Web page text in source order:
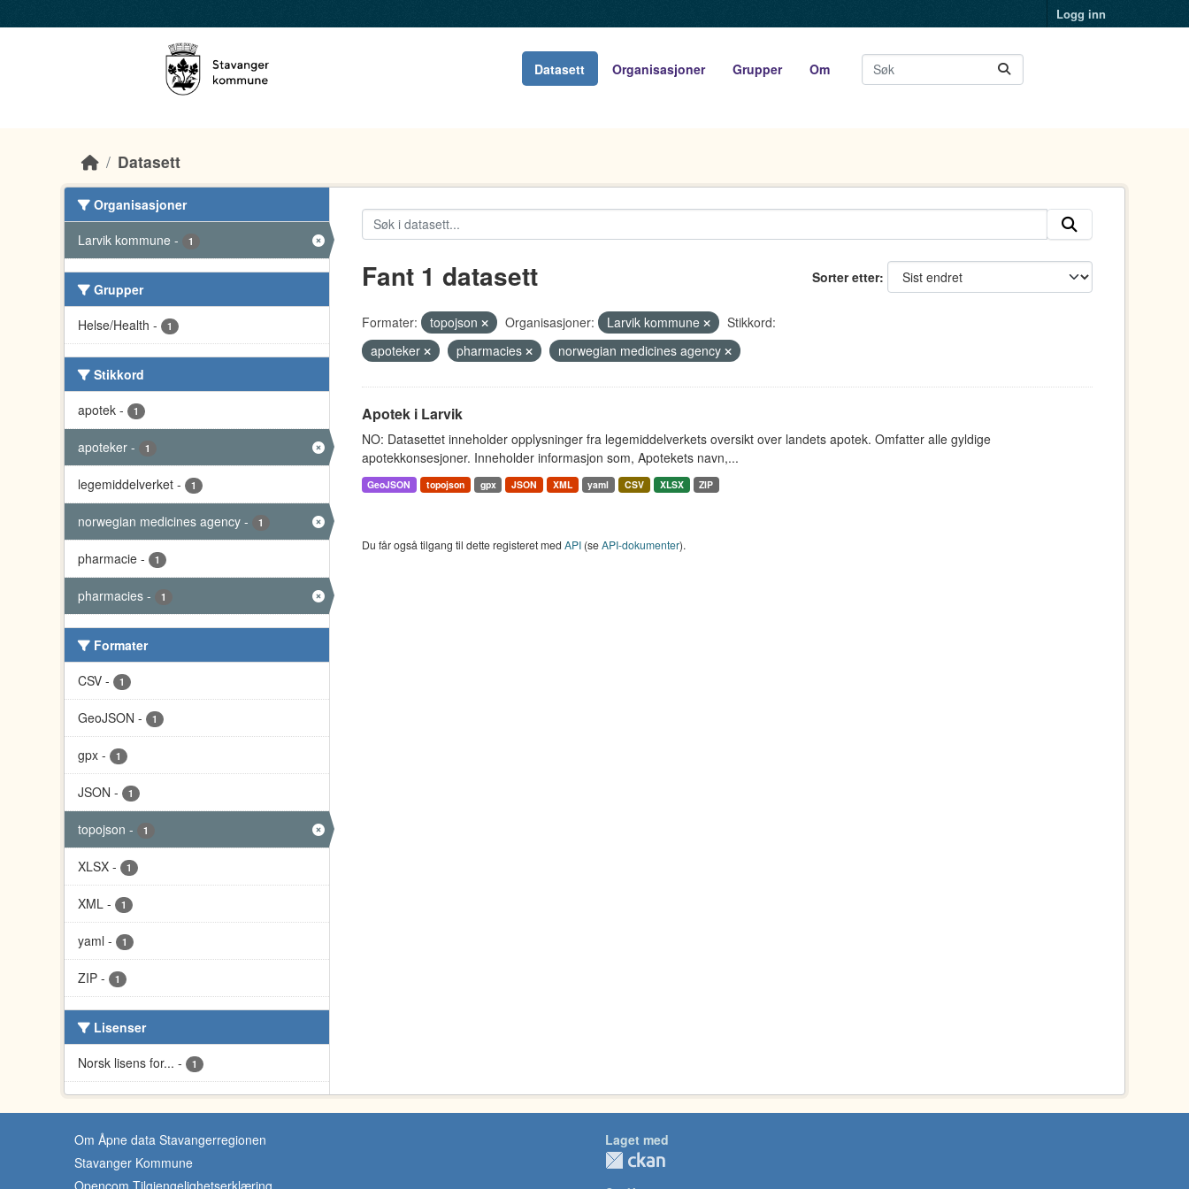
Logg inn
Datasett Organisasjoner Grupper Om
Datasett
Organisasjoner
Larvik kommune - 1
Grupper
Helse/Health - 1
Stikkord
apotek - 1
apoteker - 1
legemiddelverket - 1
norwegian medicines agency - 1
pharmacie - 1
pharmacies - 1
Formater
CSV - 1
GeoJSON - 1
gpx - 1
JSON - 1
topojson - 1
XLSX - 1
XML - 1
yaml - 1
ZIP - 1
Lisenser
Norsk lisens for... - 1
Sorter etter
Fant 1 datasett
Formater: topojson Organisasjoner: Larvik kommune
Stikkord:
apoteker
pharmacies norwegian medicines agency
Apotek i Larvik
NO: Datasettet inneholder opplysninger fra legemiddelverkets oversikt over landets apotek. Omfatter alle gyldige
apotekkonsesjoner. Inneholder informasjon som, Apotekets navn,...
GeoJSON topojson gpx JSON XML yaml CSV XLSX ZIP
Du får også tilgang til dette registeret med API(seAPI-dokumenter).
Om Åpne data Stavangerregionen
Stavanger Kommune
Opencom Tilgjengelighetserklæring
Laget med